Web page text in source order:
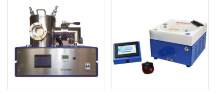
microordenador
múltiples segmentos
500C para fabricar
células solares de
perovskita